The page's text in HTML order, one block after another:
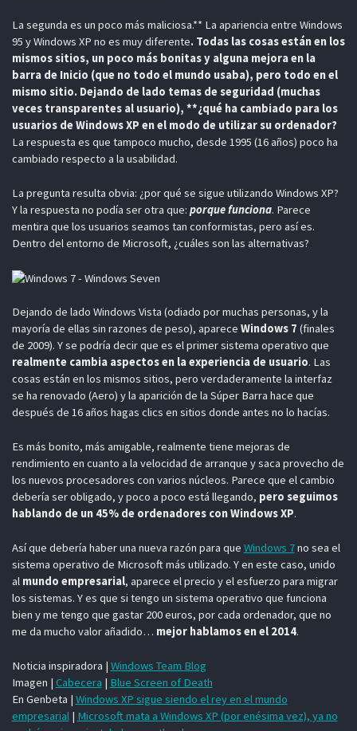
La segunda es un poco más maliciosa.** La apariencia entre Windows
95 y Windows XP no es muy diferente. Todas las cosas están en los
mismos sitios, un poco más bonitas y alguna mejora en la
barra de Inicio (que no todo el mundo usaba), pero todo en el
mismo sitio. Dejando de lado temas de seguridad (muchas
veces transparentes al usuario), **¿qué ha cambiado para los
usuarios de Windows XP en el modo de utilizar su ordenador?
La respuesta es que tampoco mucho, desde 1995 (16 años) poco ha
cambiado respecto a la usabilidad.
La pregunta resulta obvia: ¿por qué se sigue utilizando Windows XP?
Y la respuesta no podía ser otra que: porque funciona. Parece
mentira que los usuarios seamos tan conformistas, pero así es.
Dentro del entorno de Microsoft, ¿cuáles son las alternativas?
Dejando de lado Windows Vista (odiado por muchas personas, y la
mayoría de ellas sin razones de peso), aparece Windows 7 (finales
de 2009). Y se podría decir que es el primer sistema operativo que
realmente cambia aspectos en la experiencia de usuario. Las
cosas están en los mismos sitios, pero verdaderamente la interfaz
se ha renovado (Aero) y la aparición de la Súper Barra hace que
después de 16 años hagas clics en sitios donde antes no lo hacías.
Es más bonito, más amigable, realmente tiene mejoras de
rendimiento en cuanto a la velocidad de arranque y saca provecho de
los nuevos procesadores con varios núcleos. Parece que el cambio
debería ser obligado, y poco a poco está llegando, pero seguimos
hablando de un 45% de ordenadores con Windows XP.
Así que debería haber una nueva razón para que Windows 7no sea el
sistema operativo de Microsoft más utilizado. Y en este caso, unido
al mundo empresarial, aparece el precio y el esfuerzo para migrar
los sistemas. Y es que si tengo un sistema operativo que funciona
bien y me tengo que gastar 200 euros, por cada ordenador, que no
me da mucho valor añadido… mejor hablamos en el 2014.
Noticia inspiradora | Windows Team Blog
Imagen | Cabecera | Blue Screen of Death
En Genbeta | Windows XP sigue siendo el rey en el mundo
empresarial| Microsoft mata a Windows XP (por enésima vez), ya no